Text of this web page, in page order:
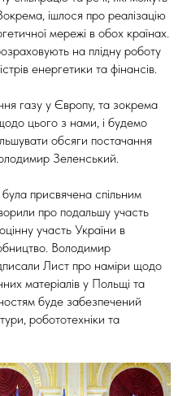
ішлося про реалізацію
мережі в обох країнах.
на плідну роботу
енергетики та фінансів.
газу у Європу, та зокрема
цього з нами, і будемо
обсяги постачання
Зеленський.
присвячена спільним
про подальшу участь
участь України в
Володимир
Лист про наміри щодо
матеріалів у Польщі та
буде забезпечений
робототехніки та